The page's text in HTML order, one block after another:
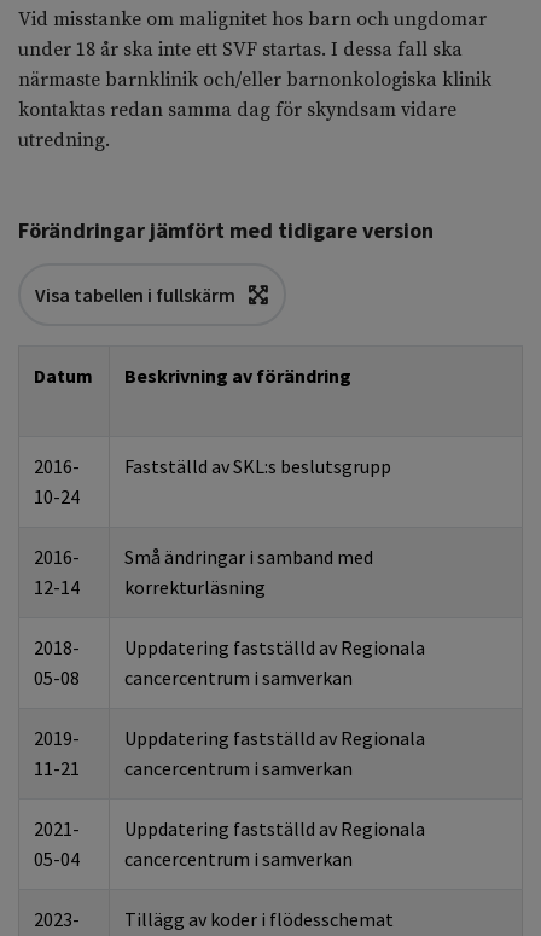
Vid misstanke om malignitet hos barn och ungdomar
under 18 år ska inte ett SVF startas. I dessa fall ska
närmaste barnklinik och/eller barnonkologiska klinik
kontaktas redan samma dag för skyndsam vidare
utredning.
Förändringar jämfört med tidigare version
Visa tabellen i fullskärm
Datum Beskrivning av förändring
2016-
10-24
Fastställd av SKL:s beslutsgrupp
2016-
12-14
Små ändringar i samband med
korrekturläsning
2018-
05-08
Uppdatering fastställd av Regionala
cancercentrum i samverkan
2019-
11-21
Uppdatering fastställd av Regionala
cancercentrum i samverkan
2021-
05-04
Uppdatering fastställd av Regionala
cancercentrum i samverkan
2023-
Tillägg av koder i flödesschemat